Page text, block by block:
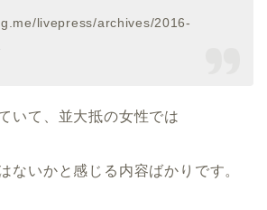
livepress/archives/2016-
いて、並大抵の女性では
ないかと感じる内容ばかりです。